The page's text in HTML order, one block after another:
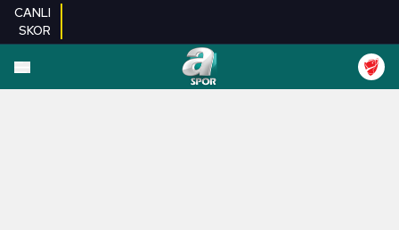
CANLI
SKOR